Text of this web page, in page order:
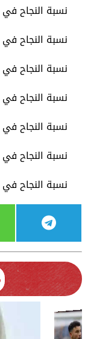
نسبة النجاح في
نسبة النجاح في
نسبة النجاح في
نسبة النجاح في الثانوية
نسبة النجاح في
نسبة النجاح في
نسبة النجاح في